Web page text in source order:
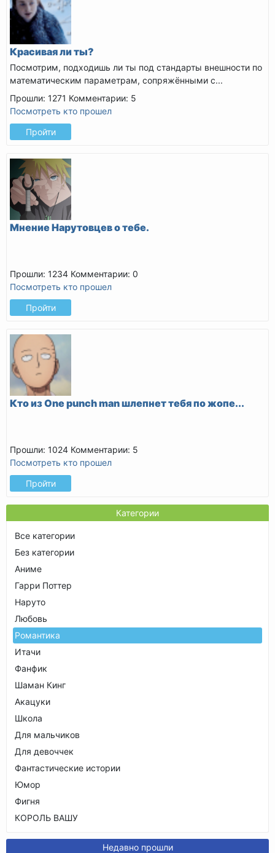
Красивая ли ты?
Посмотрим, подходишь ли ты под стандарты внешности по
математическим параметрам, сопряжёнными с...
Прошли: 1271 Комментарии: 5
Посмотреть кто прошел
Пройти
Мнение Нарутовцев о тебе.
Прошли: 1234 Комментарии: 0
Посмотреть кто прошел
Пройти
Кто из One punch man шлепнет тебя по жопе...
Прошли: 1024 Комментарии: 5
Посмотреть кто прошел
Пройти
Категории
Все категории
Без категории
Аниме
Гарри Поттер
Наруто
Любовь
Романтика
Итачи
Фанфик
Шаман Кинг
Акацуки
Школа
Для мальчиков
Для девоччек
Фантастические истории
Юмор
Фигня
КОРОЛЬ ВАШУ
Недавно прошли